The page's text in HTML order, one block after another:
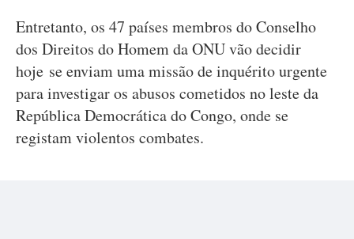
Entretanto, os 47 países membros do Conselho
dos Direitos do Homem da ONU vão decidir
hoje se enviam uma missão de inquérito urgente
para investigar os abusos cometidos no leste da
República Democrática do Congo, onde se
registam violentos combates.